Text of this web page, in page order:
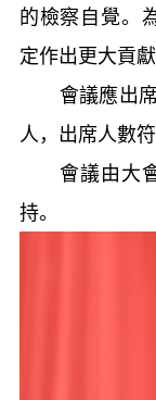
的檢察自覺。
定作出更大貢獻
會議應出席
人，出席人數
會議由大會
持。